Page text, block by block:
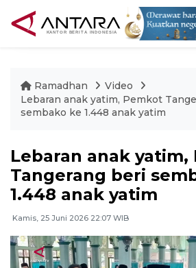
Ramadhan
Video
Lebaran anak yatim, Pemkot
sembako ke 1.448 anak yatim
Lebaran anak yatim,
Tangerang beri
1.448 anak yatim
Kamis, 25 Juni 2026 22:07 WIB